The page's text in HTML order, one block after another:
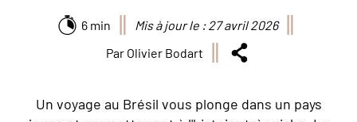
6 min
Mis à jour le : 27 avril 2026
Par Olivier Bodart
Un voyage au Brésil vous plonge dans un pays